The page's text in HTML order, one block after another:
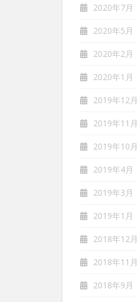
2020年7月
2020年5月
2020年2月
2020年1月
2019年12月
2019年11月
2019年10月
2019年4月
2019年3月
2019年1月
2018年12月
2018年11月
2018年9月